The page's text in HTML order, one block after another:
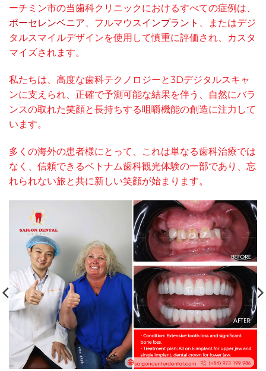
ーチミン市の当歯科クリニックにおけるすべての症例は、
ポーセレンベニア、フルマウスインプラント 、またはデジ
タルスマイルデザインを使用して慎重に評価され、カスタ
マイズされます。
私たちは、高度な歯科テクノロジーと3Dデジタルスキャ
ンに支えられ、正確で予測可能な結果を伴う、自然にバラ
ンスの取れた笑顔と長持ちする咀嚼機能の創造に注力して
います。
多くの海外の患者様にとって、これは単なる歯科治療では
なく、信頼できるベトナム歯科観光体験の一部であり、忘
れられない旅と共に新しい笑顔が始まります。